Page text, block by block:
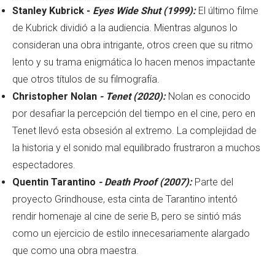
Stanley Kubrick - Eyes Wide Shut (1999): El último filme
de Kubrick dividió a la audiencia. Mientras algunos lo
consideran una obra intrigante, otros creen que su ritmo
lento y su trama enigmática lo hacen menos impactante
que otros títulos de su filmografía.
Christopher Nolan - Tenet (2020): Nolan es conocido
por desafiar la percepción del tiempo en el cine, pero en
Tenet llevó esta obsesión al extremo. La complejidad de
la historia y el sonido mal equilibrado frustraron a muchos
espectadores.
Quentin Tarantino - Death Proof (2007): Parte del
proyecto Grindhouse, esta cinta de Tarantino intentó
rendir homenaje al cine de serie B, pero se sintió más
como un ejercicio de estilo innecesariamente alargado
que como una obra maestra.